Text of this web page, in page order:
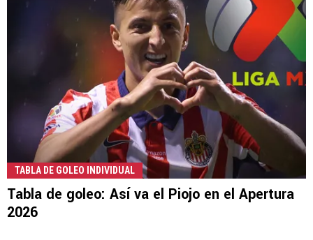
TABLA DE GOLEO INDIVIDUAL
Tabla de goleo: Así va el Piojo en el Apertura
2026